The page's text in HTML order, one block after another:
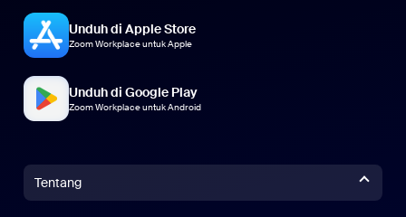
Unduh di Apple Store
Zoom Workplace untuk Apple
Unduh di Google Play
Zoom Workplace untuk Android
Tentang